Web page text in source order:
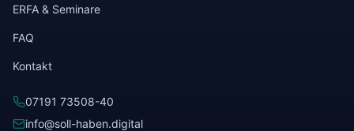
ERFA & Seminare
FAQ
Kontakt
07191 73508-40
info@soll-haben.digital